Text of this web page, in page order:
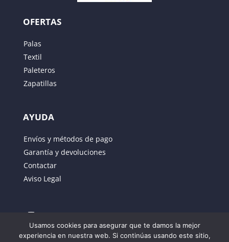
OFERTAS
Palas
Textil
Paleteros
Zapatillas
AYUDA
Envíos y métodos de pago
Garantía y devoluciones
Contactar
Aviso Legal
Usamos cookies para asegurar que te damos la mejor
experiencia en nuestra web. Si continúas usando este sitio,